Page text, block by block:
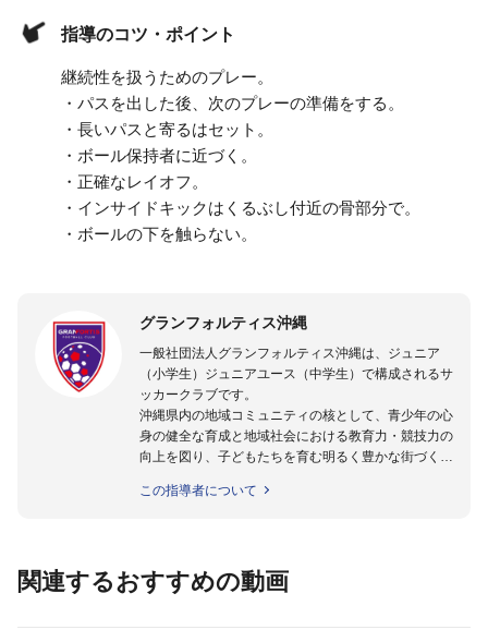
指導のコツ・ポイント
継続性を扱うためのプレー。
・パスを出した後、次のプレーの準備をする。
・長いパスと寄るはセット。
・ボール保持者に近づく。
・正確なレイオフ。
・インサイドキックはくるぶし付近の骨部分で。
・ボールの下を触らない。
グランフォルティス沖縄
一般社団法人グランフォルティス沖縄は、ジュニア
（小学生）ジュニアユース（中学生）で構成されるサ
ッカークラブです。
沖縄県内の地域コミュニティの核として、青少年の心
身の健全な育成と地域社会における教育力・競技力の
向上を図り、子どもたちを育む明るく豊かな街づくり
また、サッカーを通じ、長期的な視座に立った育成環
http://granfortis-okinawa.com/
この指導者について
関連するおすすめの動画